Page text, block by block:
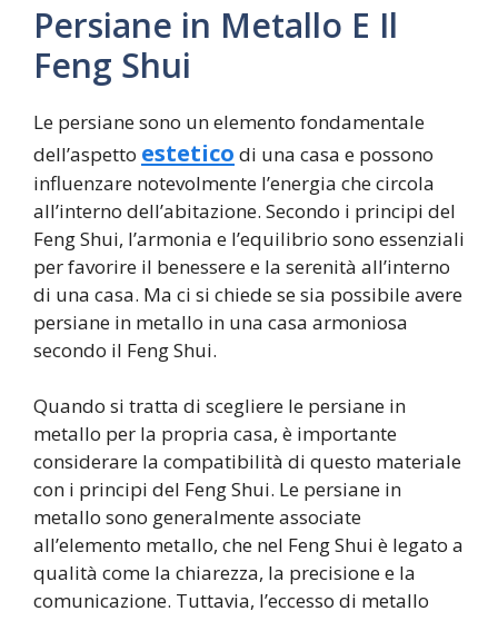
Persiane in Metallo E Il
Feng Shui
Le persiane sono un elemento fondamentale
dell’aspetto estetico di una casa e possono
influenzare notevolmente l’energia che circola
all’interno dell’abitazione. Secondo i principi del
Feng Shui, l’armonia e l’equilibrio sono essenziali
per favorire il benessere e la serenità all’interno
di una casa. Ma ci si chiede se sia possibile avere
persiane in metallo in una casa armoniosa
secondo il Feng Shui.
Quando si tratta di scegliere le persiane in
metallo per la propria casa, è importante
considerare la compatibilità di questo materiale
con i principi del Feng Shui. Le persiane in
metallo sono generalmente associate
all’elemento metallo, che nel Feng Shui è legato a
qualità come la chiarezza, la precisione e la
comunicazione. Tuttavia, l’eccesso di metallo